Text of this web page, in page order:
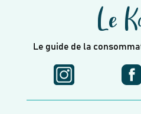
Le
Le guide de la